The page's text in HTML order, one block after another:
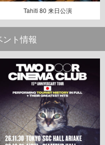
Tahiti 80 来日公演
ト情報